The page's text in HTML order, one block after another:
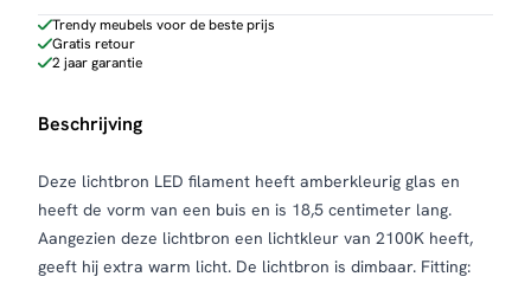
cm
aantal
Trendy meubels voor de beste prijs
Gratis retour
2 jaar garantie
Beschrijving
Deze lichtbron LED filament heeft amberkleurig glas en
heeft de vorm van een buis en is 18,5 centimeter lang.
Aangezien deze lichtbron een lichtkleur van 2100K heeft,
geeft hij extra warm licht. De lichtbron is dimbaar. Fitting: